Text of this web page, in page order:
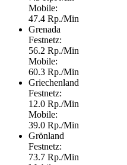
Mobile:
47.4 Rp./Min
Grenada
Festnetz:
56.2 Rp./Min
Mobile:
60.3 Rp./Min
Griechenland
Festnetz:
12.0 Rp./Min
Mobile:
39.0 Rp./Min
Grönland
Festnetz:
73.7 Rp./Min